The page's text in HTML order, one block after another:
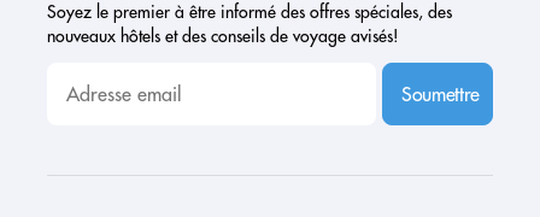
Soyez le premier à être informé des offres spéciales, des
nouveaux hôtels et des conseils de voyage avisés!
Soumettre